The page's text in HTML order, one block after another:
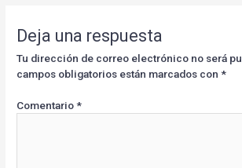
Deja una respuesta
Tu dirección de correo electrónico no será
campos obligatorios están marcados con*
Comentario*